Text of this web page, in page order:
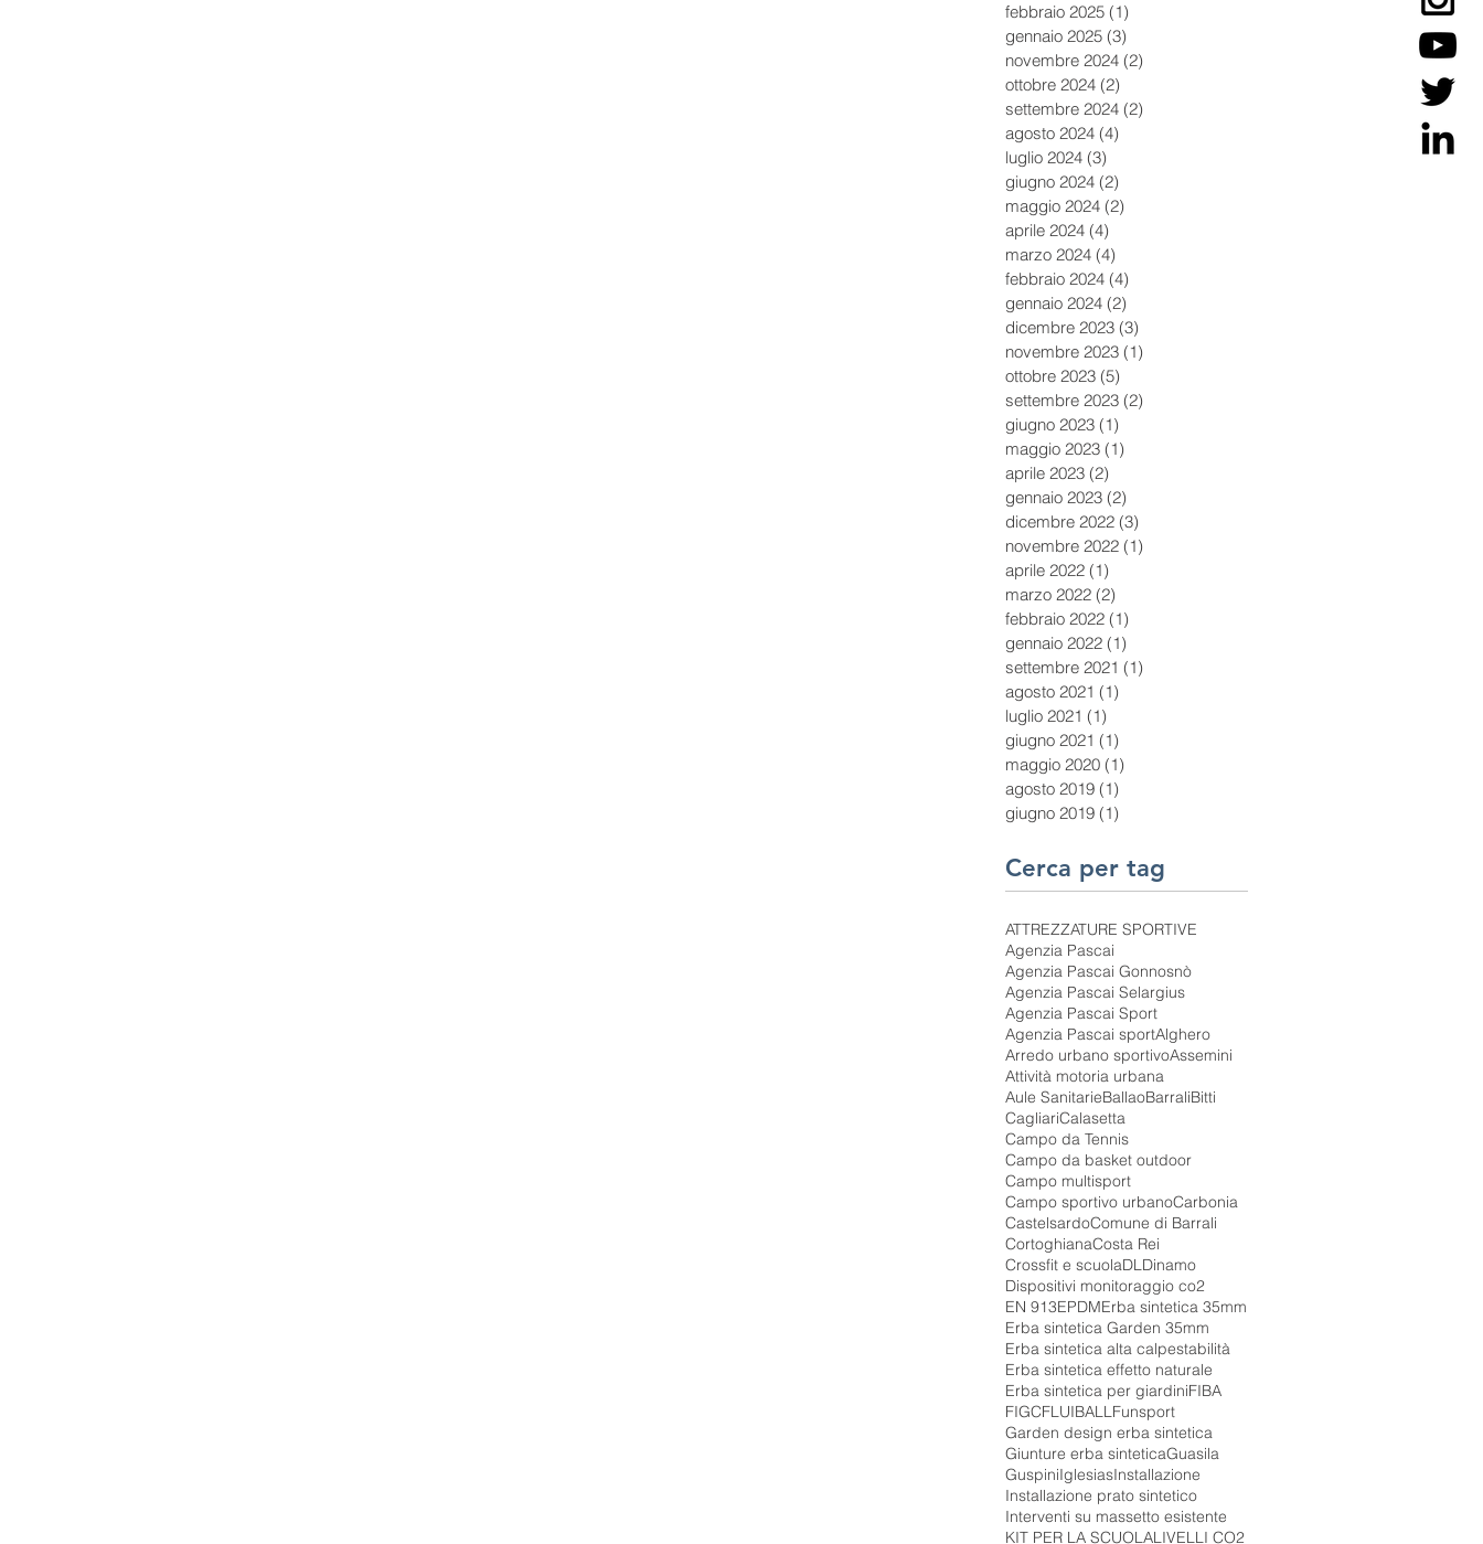
febbraio 2025 (1)
gennaio 2025 (3)
novembre 2024 (2)
ottobre 2024 (2)
settembre 2024 (2)
agosto 2024 (4)
luglio 2024 (3)
giugno 2024 (2)
maggio 2024 (2)
aprile 2024 (4)
marzo 2024 (4)
febbraio 2024 (4)
gennaio 2024 (2)
dicembre 2023 (3)
novembre 2023 (1)
ottobre 2023 (5)
settembre 2023 (2)
giugno 2023 (1)
maggio 2023 (1)
aprile 2023 (2)
gennaio 2023 (2)
dicembre 2022 (3)
novembre 2022 (1)
aprile 2022 (1)
marzo 2022 (2)
febbraio 2022 (1)
gennaio 2022 (1)
settembre 2021 (1)
agosto 2021 (1)
luglio 2021 (1)
giugno 2021 (1)
maggio 2020 (1)
agosto 2019 (1)
giugno 2019 (1)
Cerca per tag
ATTREZZATURE SPORTIVE
Agenzia Pascai
Agenzia Pascai Gonnosnò
Agenzia Pascai Selargius
Agenzia Pascai Sport
Agenzia Pascai sportAlghero
Arredo urbano sportivoAssemini
Attività motoria urbana
Aule SanitarieBallaoBarraliBitti
CagliariCalasetta
Campo da Tennis
Campo da basket outdoor
Campo multisport
Campo sportivo urbanoCarbonia
CastelsardoComune di Barrali
CortoghianaCosta Rei
Crossfit e scuolaDLDinamo
Dispositivi monitoraggio co2
EN 913EPDMErba sintetica 35mm
Erba sintetica Garden 35mm
Erba sintetica alta calpestabilità
Erba sintetica effetto naturale
Erba sintetica per giardiniFIBA
FIGCFLUIBALLFunsport
Garden design erba sintetica
Giunture erba sinteticaGuasila
GuspiniIglesiasInstallazione
Installazione prato sintetico
Interventi su massetto esistente
KIT PER LA SCUOLALIVELLI CO2